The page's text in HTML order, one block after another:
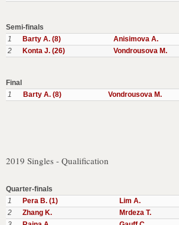
Semi-finals
1
Barty A. (8) Anisimova A.
2
Konta J. (26) Vondrousova M.
Final
1
Barty A. (8) Vondrousova M.
2019 Singles - Qualification
Quarter-finals
1
Pera B. (1) Lim A.
2
Zhang K. Mrdeza T.